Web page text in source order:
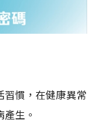
習慣，在健康異常
生。